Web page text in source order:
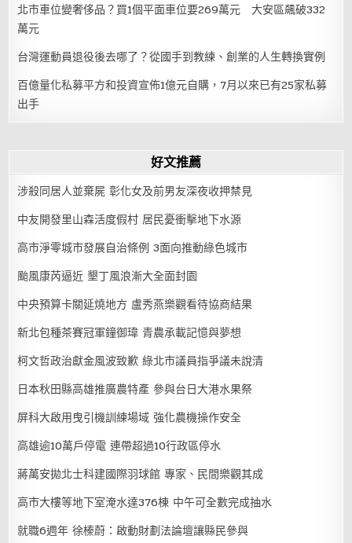
北市車位變奢侈品？買1個平面車位要269萬元 大安區飆破332
萬元
台灣運動員退役後去哪了？從國手到教練、創業的人生轉換實例
百億量化私募平方和投資宣佈1億元自購，7月以來已有25家私募
出手
好文推薦
涉殺同居人並棄屍 彰化女及前男友深夜收押禁見
中友開發里山森活度假村 居民憂衝擊地下水源
高市淨零城市發展自治條例 3面向推動綠色城市
颱風康芮逼近 墾丁風浪漸大全面封園
中央預算卡關延燒地方 盧秀燕樂觀看待協商結果
新北包種茶賽冠軍鐘御瑋 青農承載記憶與夢想
柯文哲政治獻金風波致歉 綠北市議員指爭議未說清
日本秋田縣高雄推廣農特產 參與台日大港水果祭
屏科大啟用曳引機訓練場域 強化農機操作安全
高雄逾10萬戶停電 連帶超過10行政區停水
蔣萬安拋北士科建國際羽球館 專家、民間樂觀其成
高市大樓等地下室淹水達376棟 中午可全數完成抽水
就職6週年 徐榛蔚：啟動財劃法論壇讓縣民參與